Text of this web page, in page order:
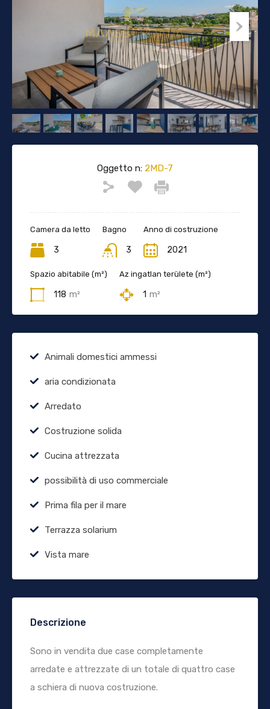
Oggetto n: 2MD-7
Camera da letto
3
Bagno
3
Anno di costruzione
2021
Spazio abitabile (m²)
118 m²
Az ingatlan területe (m²)
1 m²
Animali domestici ammessi
aria condizionata
Arredato
Costruzione solida
Cucina attrezzata
possibilità di uso commerciale
Prima fila per il mare
Terrazza solarium
Vista mare
Descrizione
Sono in vendita due case completamente
arredate e attrezzate di un totale di quattro case
a schiera di nuova costruzione.